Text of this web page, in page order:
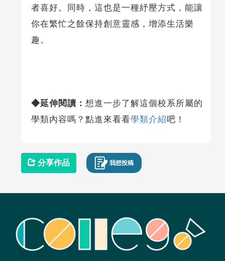
者喜好。同時，這也是一種紓壓方式，能讓
你在繁忙之餘保持創意靈感，增添生活樂
趣。
◆延伸閱讀： 想進一步了解這個校系所屬的
學類內容嗎？點進來看看學類介紹吧！
分享作品 我想投稿